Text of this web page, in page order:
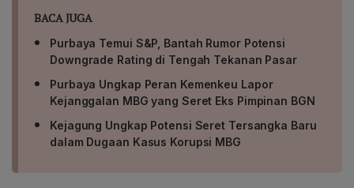
BACA JUGA
Purbaya Temui S&P, Bantah Rumor Potensi
Downgrade Rating di Tengah Tekanan Pasar
Purbaya Ungkap Peran Kemenkeu Lapor
Kejanggalan MBG yang Seret Eks Pimpinan BGN
Kejagung Ungkap Potensi Seret Tersangka Baru
dalam Dugaan Kasus Korupsi MBG